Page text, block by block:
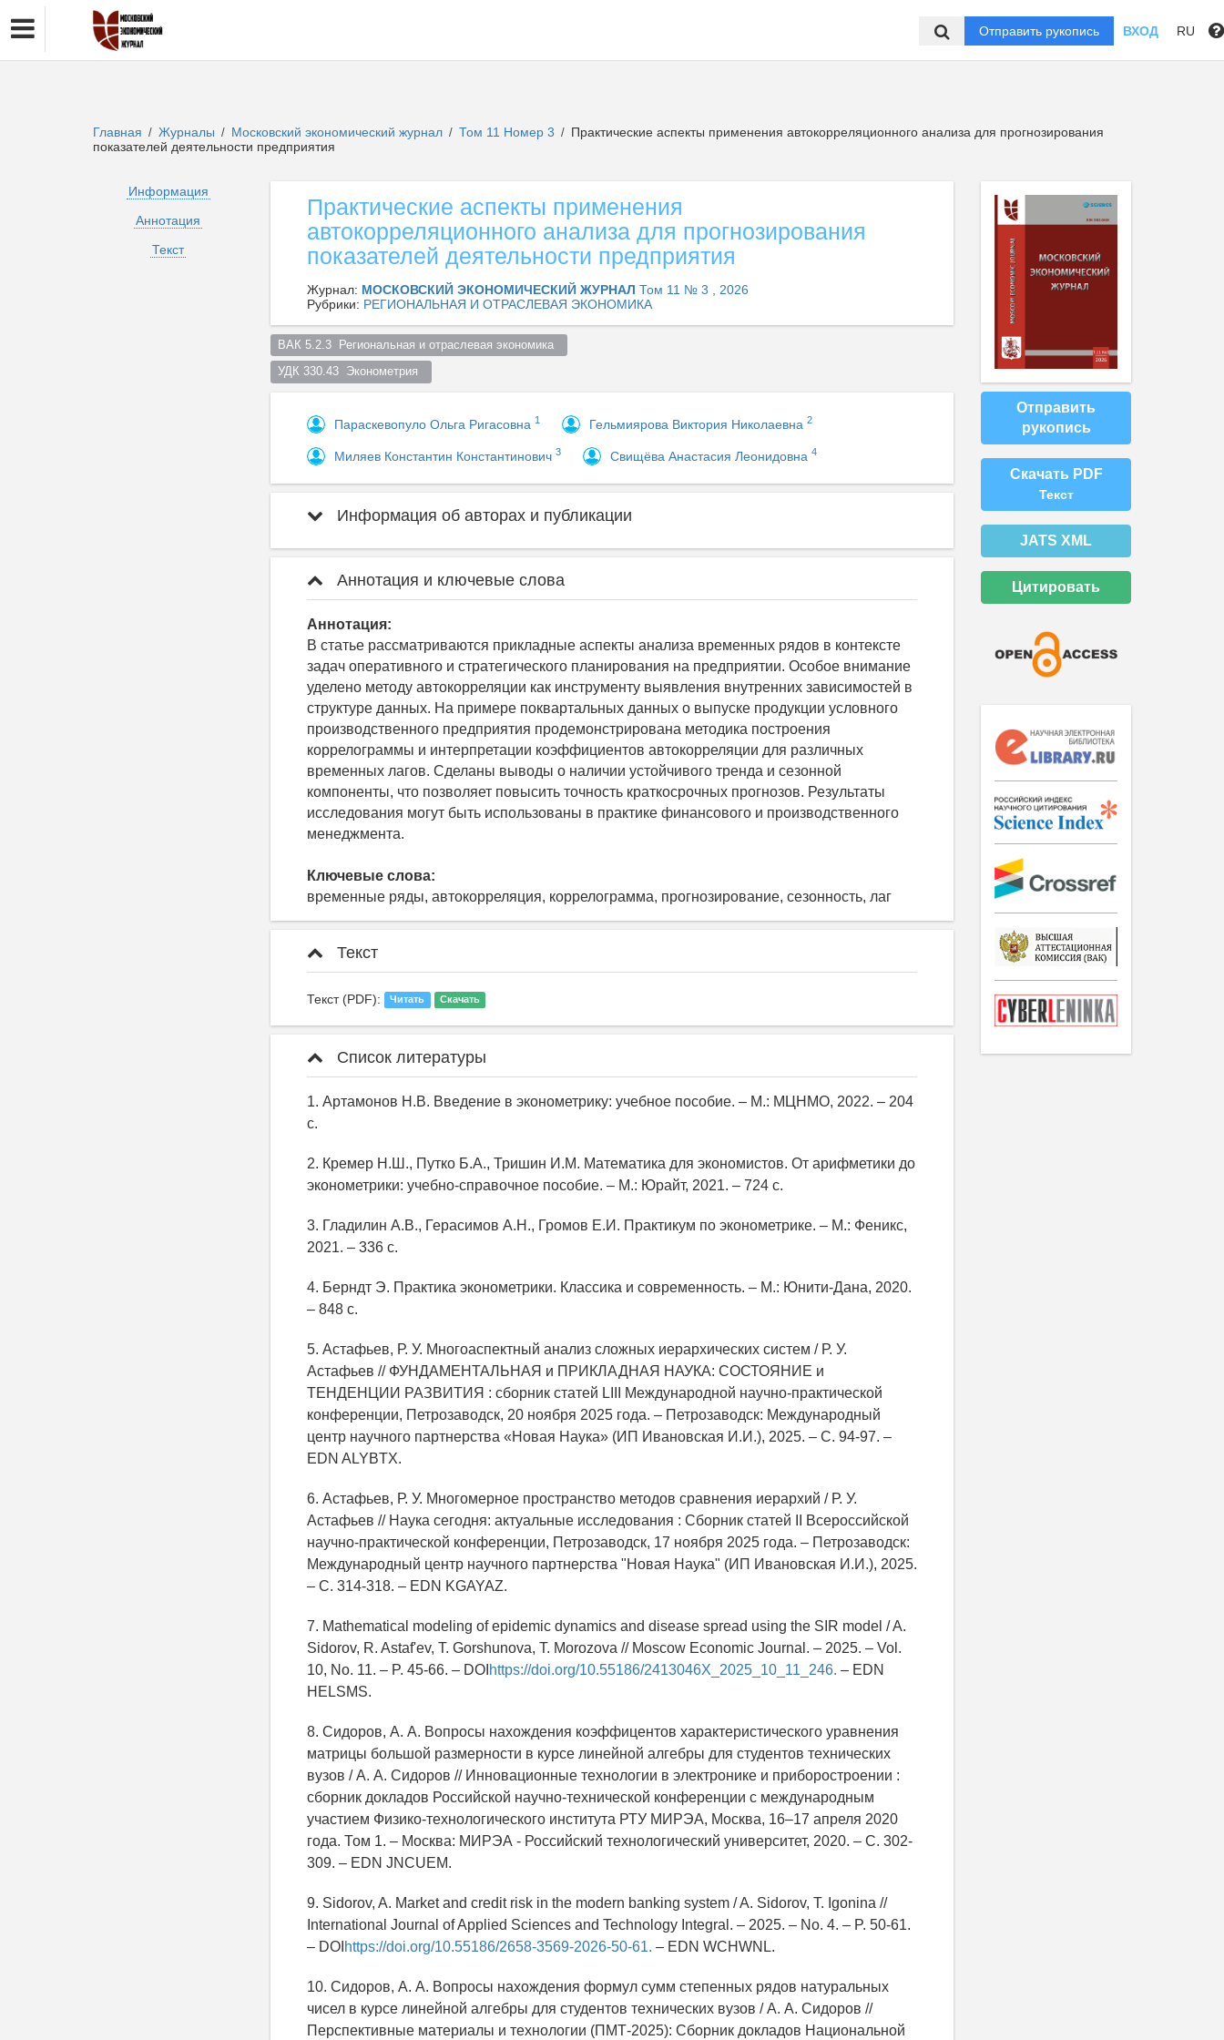
Отправить рукопись ВХОД RU
Главная / Журналы / Московский экономический журнал / Том 11 Номер 3 / Практические аспекты применения автокорреляционного анализа для прогнозирования
показателей деятельности предприятия
Информация
Аннотация
Текст
Практические аспекты применения
автокорреляционного анализа для прогнозирования
показателей деятельности предприятия
Журнал: МОСКОВСКИЙ ЭКОНОМИЧЕСКИЙ ЖУРНАЛ Том 11 № 3 , 2026
Рубрики: РЕГИОНАЛЬНАЯ И ОТРАСЛЕВАЯ ЭКОНОМИКА
ВАК 5.2.3  Региональная и отраслевая экономика
УДК 330.43  Эконометрия
Параскевопуло Ольга Ригасовна 1 Гельмиярова Виктория Николаевна 2
Миляев Константин Константинович 3 Свищёва Анастасия Леонидовна 4
Информация об авторах и публикации
Аннотация и ключевые слова
Аннотация:
В статье рассматриваются прикладные аспекты анализа временных рядов в контексте
задач оперативного и стратегического планирования на предприятии. Особое внимание
уделено методу автокорреляции как инструменту выявления внутренних зависимостей в
структуре данных. На примере поквартальных данных о выпуске продукции условного
производственного предприятия продемонстрирована методика построения
коррелограммы и интерпретации коэффициентов автокорреляции для различных
временных лагов. Сделаны выводы о наличии устойчивого тренда и сезонной
компоненты, что позволяет повысить точность краткосрочных прогнозов. Результаты
исследования могут быть использованы в практике финансового и производственного
менеджмента.
Ключевые слова:
временные ряды, автокорреляция, коррелограмма, прогнозирование, сезонность, лаг
Текст
Текст (PDF): Читать Скачать
Список литературы
1. Артамонов Н.В. Введение в эконометрику: учебное пособие. – М.: МЦНМО, 2022. – 204
с.
2. Кремер Н.Ш., Путко Б.А., Тришин И.М. Математика для экономистов. От арифметики до
эконометрики: учебно-справочное пособие. – М.: Юрайт, 2021. – 724 с.
3. Гладилин А.В., Герасимов А.Н., Громов Е.И. Практикум по эконометрике. – М.: Феникс,
2021. – 336 с.
4. Берндт Э. Практика эконометрики. Классика и современность. – М.: Юнити-Дана, 2020.
– 848 с.
5. Астафьев, Р. У. Многоаспектный анализ сложных иерархических систем / Р. У.
Астафьев // ФУНДАМЕНТАЛЬНАЯ и ПРИКЛАДНАЯ НАУКА: СОСТОЯНИЕ и
ТЕНДЕНЦИИ РАЗВИТИЯ : сборник статей LIII Международной научно-практической
конференции, Петрозаводск, 20 ноября 2025 года. – Петрозаводск: Международный
центр научного партнерства «Новая Наука» (ИП Ивановская И.И.), 2025. – С. 94-97. –
EDN ALYBTX.
6. Астафьев, Р. У. Многомерное пространство методов сравнения иерархий / Р. У.
Астафьев // Наука сегодня: актуальные исследования : Сборник статей II Всероссийской
научно-практической конференции, Петрозаводск, 17 ноября 2025 года. – Петрозаводск:
Международный центр научного партнерства "Новая Наука" (ИП Ивановская И.И.), 2025.
– С. 314-318. – EDN KGAYAZ.
7. Mathematical modeling of epidemic dynamics and disease spread using the SIR model / A.
Sidorov, R. Astaf'ev, T. Gorshunova, T. Morozova // Moscow Economic Journal. – 2025. – Vol.
10, No. 11. – P. 45-66. – DOI https://doi.org/10.55186/2413046X_2025_10_11_246. – EDN
HELSMS.
8. Сидоров, А. А. Вопросы нахождения коэффицентов характеристического уравнения
матрицы большой размерности в курсе линейной алгебры для студентов технических
вузов / А. А. Сидоров // Инновационные технологии в электронике и приборостроении :
сборник докладов Российской научно-технической конференции с международным
участием Физико-технологического института РТУ МИРЭА, Москва, 16–17 апреля 2020
года. Том 1. – Москва: МИРЭА - Российский технологический университет, 2020. – С. 302-
309. – EDN JNCUEM.
9. Sidorov, A. Market and credit risk in the modern banking system / A. Sidorov, T. Igonina //
International Journal of Applied Sciences and Technology Integral. – 2025. – No. 4. – P. 50-61.
– DOI https://doi.org/10.55186/2658-3569-2026-50-61. – EDN WCHWNL.
10. Сидоров, А. А. Вопросы нахождения формул сумм степенных рядов натуральных
чисел в курсе линейной алгебры для студентов технических вузов / А. А. Сидоров //
Перспективные материалы и технологии (ПМТ-2025): Сборник докладов Национальной
Отправить
рукопись
Скачать PDF
Текст
JATS XML
Цитировать